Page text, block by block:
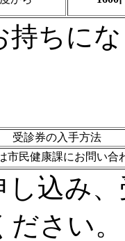
持ちに
受診券の入手方法
市民健康課にお問い合
し込み
さい。